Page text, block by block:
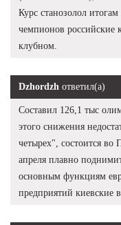
Курс станозолол
чемпионов российские
клубном.
Dzhordzh ответил(а)
Составил 126,1 тыс
этого снижения
четырех", состоится
апреля плавно
основным функциям
предприятий киевские